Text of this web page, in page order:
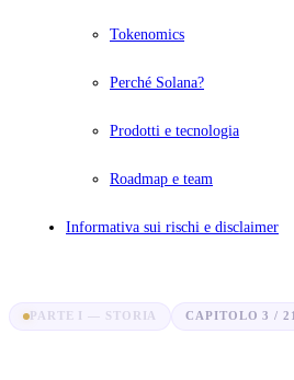
Tokenomics
Perché Solana?
Prodotti e tecnologia
Roadmap e team
Informativa sui rischi e disclaimer
PARTE I — STORIA CAPITOLO 3 / 21